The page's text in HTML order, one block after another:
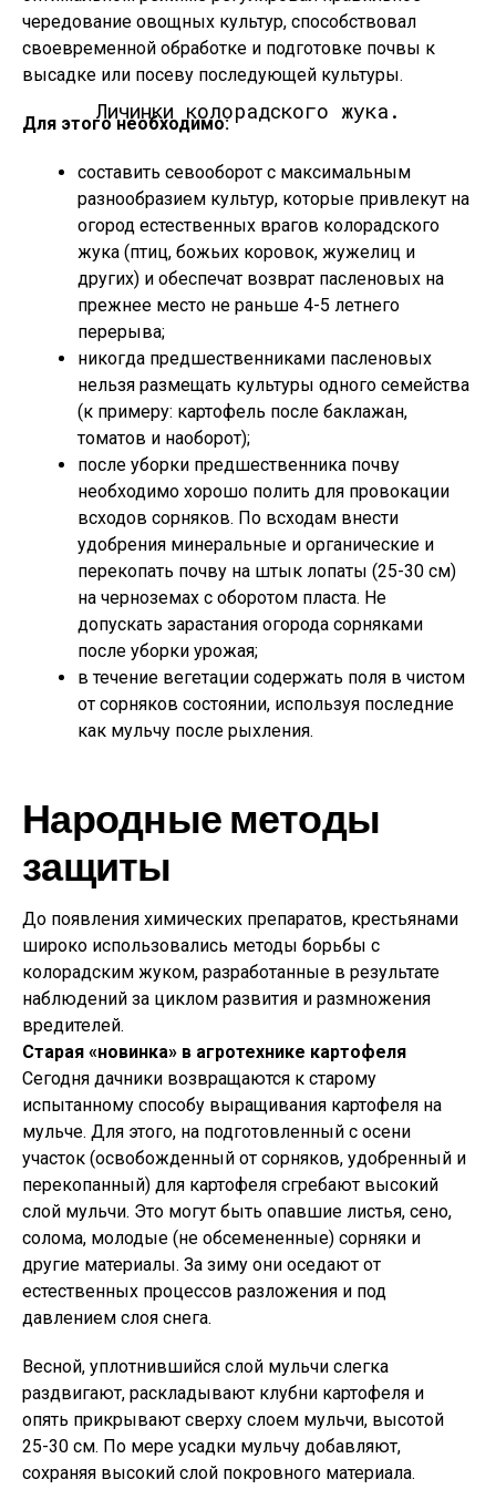
чередование овощных культур, способствовал
своевременной обработке и подготовке почвы к
высадке или посеву последующей культуры.
Личинки колорадского жука.
Для этого необходимо:
составить севооборот с максимальным
разнообразием культур, которые привлекут на
огород естественных врагов колорадского
жука (птиц, божьих коровок, жужелиц и
других) и обеспечат возврат пасленовых на
прежнее место не раньше 4-5 летнего
перерыва;
никогда предшественниками пасленовых
нельзя размещать культуры одного семейства
(к примеру: картофель после баклажан,
томатов и наоборот);
после уборки предшественника почву
необходимо хорошо полить для провокации
всходов сорняков. По всходам внести
удобрения минеральные и органические и
перекопать почву на штык лопаты (25-30 см)
на черноземах с оборотом пласта. Не
допускать зарастания огорода сорняками
после уборки урожая;
в течение вегетации содержать поля в чистом
от сорняков состоянии, используя последние
как мульчу после рыхления.
Народные методы
защиты
До появления химических препаратов, крестьянами
широко использовались методы борьбы с
колорадским жуком, разработанные в результате
наблюдений за циклом развития и размножения
вредителей.
Старая «новинка» в агротехнике картофеля
Сегодня дачники возвращаются к старому
испытанному способу выращивания картофеля на
мульче. Для этого, на подготовленный с осени
участок (освобожденный от сорняков, удобренный и
перекопанный) для картофеля сгребают высокий
слой мульчи. Это могут быть опавшие листья, сено,
солома, молодые (не обсемененные) сорняки и
другие материалы. За зиму они оседают от
естественных процессов разложения и под
давлением слоя снега.
Весной, уплотнившийся слой мульчи слегка
раздвигают, раскладывают клубни картофеля и
опять прикрывают сверху слоем мульчи, высотой
25-30 см. По мере усадки мульчу добавляют,
сохраняя высокий слой покровного материала.